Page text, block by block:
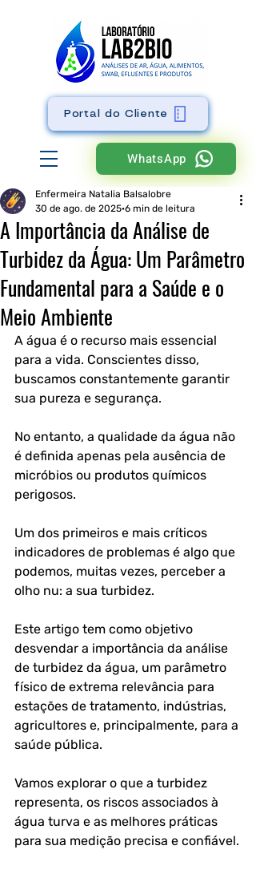
WhatsApp
Portal do Cliente
A Importância da Análise de
Turbidez da Água: Um Parâmetro
Fundamental para a Saúde e o
Meio Ambiente
Enfermeira Natalia Balsalobre
30 de ago. de 2025 6 min de leitura
A água é o recurso mais essencial
para a vida. Conscientes disso,
buscamos constantemente garantir
sua pureza e segurança.
No entanto, a qualidade da água não
é definida apenas pela ausência de
micróbios ou produtos químicos
perigosos.
Um dos primeiros e mais críticos
indicadores de problemas é algo que
podemos, muitas vezes, perceber a
olho nu: a sua turbidez.
Este artigo tem como objetivo
desvendar a importância da análise
de turbidez da água, um parâmetro
físico de extrema relevância para
estações de tratamento, indústrias,
agricultores e, principalmente, para a
saúde pública.
Vamos explorar o que a turbidez
representa, os riscos associados à
água turva e as melhores práticas
para sua medição precisa e confiável.